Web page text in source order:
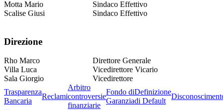
Motta Mario
Sindaco Effettivo
Scalise Giusi
Sindaco Effettivo
Direzione
Rho Marco
Direttore Generale
Villa Luca
Vicedirettore Vicario
Sala Giorgio
Vicedirettore
Trasparenza
Bancaria
Reclami
Arbitro
controversie
finanziarie
Fondo di
Garanzia
Definizione
di Default